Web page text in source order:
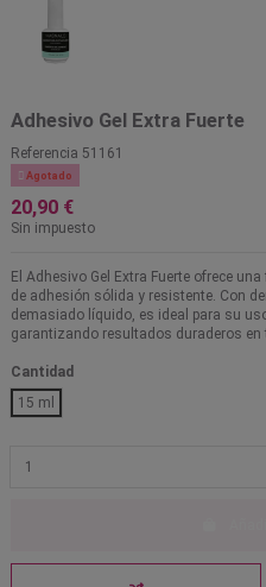
Adhesivo Gel Extra Fuerte
Referencia 51161
 Agotado
20,90 €
Sin impuesto
El Adhesivo Gel Extra Fuerte ofrece
de adhesión sólida y resistente. Con
demasiado líquido, es ideal para su
garantizando resultados duraderos en
Cantidad
15 ml